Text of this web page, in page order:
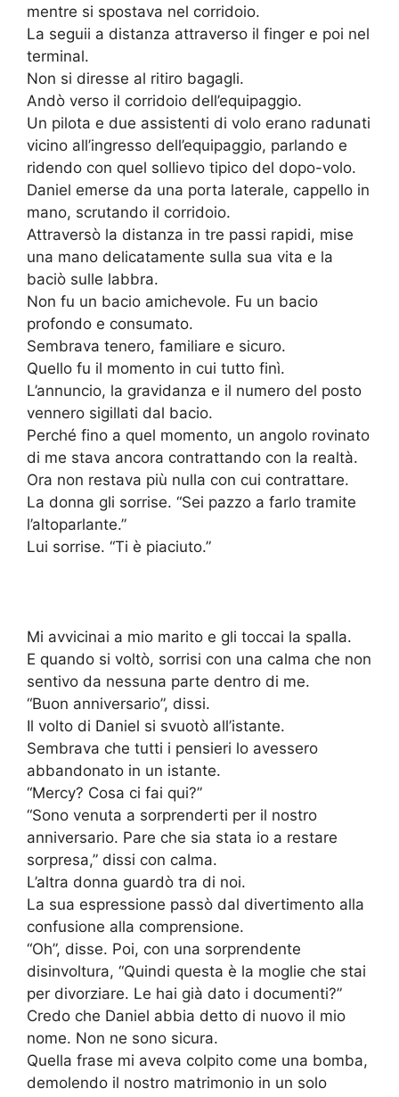
mentre si spostava nel corridoio.
La seguii a distanza attraverso il finger e poi nel
terminal.
Non si diresse al ritiro bagagli.
Andò verso il corridoio dell’equipaggio.
Un pilota e due assistenti di volo erano radunati
vicino all’ingresso dell’equipaggio, parlando e
ridendo con quel sollievo tipico del dopo-volo.
Daniel emerse da una porta laterale, cappello in
mano, scrutando il corridoio.
Attraversò la distanza in tre passi rapidi, mise
una mano delicatamente sulla sua vita e la
baciò sulle labbra.
Non fu un bacio amichevole. Fu un bacio
profondo e consumato.
Sembrava tenero, familiare e sicuro.
Quello fu il momento in cui tutto finì.
L’annuncio, la gravidanza e il numero del posto
vennero sigillati dal bacio.
Perché fino a quel momento, un angolo rovinato
di me stava ancora contrattando con la realtà.
Ora non restava più nulla con cui contrattare.
La donna gli sorrise. “Sei pazzo a farlo tramite
l’altoparlante.”
Lui sorrise. “Ti è piaciuto.”
Mi avvicinai a mio marito e gli toccai la spalla.
E quando si voltò, sorrisi con una calma che non
sentivo da nessuna parte dentro di me.
“Buon anniversario”, dissi.
Il volto di Daniel si svuotò all’istante.
Sembrava che tutti i pensieri lo avessero
abbandonato in un istante.
“Mercy? Cosa ci fai qui?”
“Sono venuta a sorprenderti per il nostro
anniversario. Pare che sia stata io a restare
sorpresa,” dissi con calma.
L’altra donna guardò tra di noi.
La sua espressione passò dal divertimento alla
confusione alla comprensione.
“Oh”, disse. Poi, con una sorprendente
disinvoltura, “Quindi questa è la moglie che stai
per divorziare. Le hai già dato i documenti?”
Credo che Daniel abbia detto di nuovo il mio
nome. Non ne sono sicura.
Quella frase mi aveva colpito come una bomba,
demolendo il nostro matrimonio in un solo